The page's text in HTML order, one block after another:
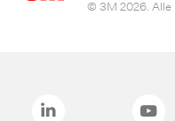
© 3M 2026. Alle